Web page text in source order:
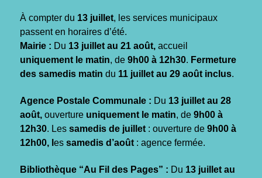
À compter du 13 juillet, les services municipaux
passent en horaires d’été.
Mairie : Du 13 juillet au 21 août, accueil
uniquement le matin, de 9h00 à 12h30. Fermeture
des samedis matin du 11 juillet au 29 août inclus.
Agence Postale Communale : Du 13 juillet au 28
août, ouverture uniquement le matin, de 9h00 à
12h30. Les samedis de juillet : ouverture de 9h00 à
12h00, l es samedis d’août : agence fermée.
Bibliothèque “Au Fil des Pages” : Du 13 juillet au